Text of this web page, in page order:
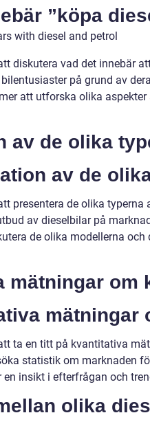
”köpa
diskutera vad det innebär
på grund av
att utforska olika
av de olika
av de
presentera de olika
av dieselbilar på
de olika modellerna och
mätningar om
mätningar
ta en titt på kvantitativa
statistik om marknaden
en insikt i efterfrågan och
olika